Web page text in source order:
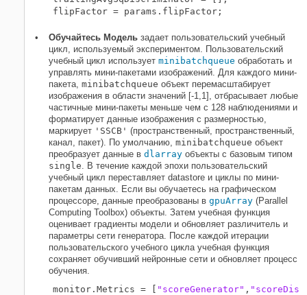
Обучайтесь Модель задает пользовательский учебный
цикл, используемый экспериментом. Пользовательский
учебный цикл использует minibatchqueue обработать и
управлять мини-пакетами изображений. Для каждого мини-
пакета, minibatchqueue объект перемасштабирует
изображения в области значений [-1,1], отбрасывает любые
частичные мини-пакеты меньше чем с 128 наблюдениями и
форматирует данные изображения с размерностью,
маркирует 'SSCB' (пространственный, пространственный,
канал, пакет). По умолчанию, minibatchqueue объект
преобразует данные в dlarray объекты с базовым типом
single . В течение каждой эпохи пользовательский
учебный цикл переставляет datastore и циклы по мини-
пакетам данных. Если вы обучаетесь на графическом
процессоре, данные преобразованы в gpuArray (Parallel
Computing Toolbox) объекты. Затем учебная функция
оценивает градиенты модели и обновляет различитель и
параметры сети генератора. После каждой итерации
пользовательского учебного цикла учебная функция
сохраняет обучивший нейронные сети и обновляет процесс
обучения.
monitor.Metrics = [
"scoreGenerator" ,